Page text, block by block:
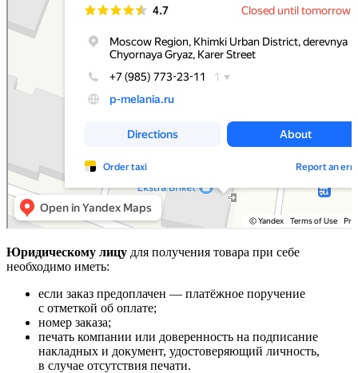
Юридическому лицу для получения товара при себе
необходимо иметь:
если заказ предоплачен — платёжное поручение
с отметкой об оплате;
номер заказа;
печать компании или доверенность на подписание
накладных и документ, удостоверяющий личность,
в случае отсутствия печати.